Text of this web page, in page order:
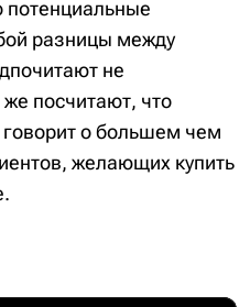
потенциальные
разницы между
не
посчитают, что
говорит о большем чем
желающих купить